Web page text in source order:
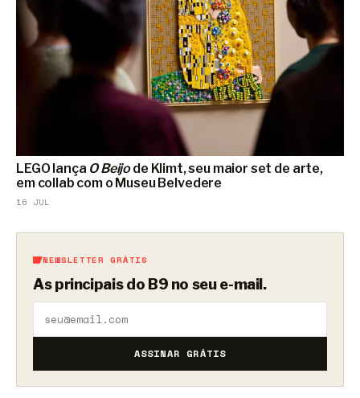
LEGO lança O Beijode Klimt, seu maior set de arte,
em collab com o Museu Belvedere
16 JUL
NEWSLETTER GRÁTIS
As principais do B9 no seu e-mail.
ASSINAR GRÁTIS